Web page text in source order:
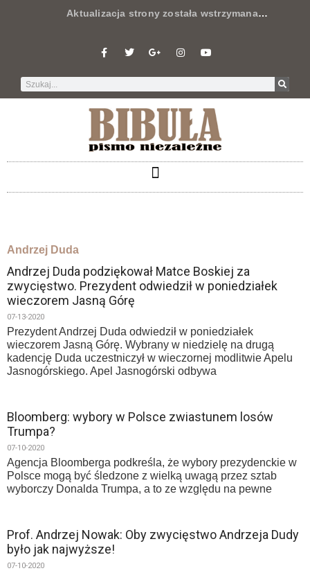
Aktualizacja strony została wstrzymana…
Andrzej Duda
Andrzej Duda podziękował Matce Boskiej za
zwycięstwo. Prezydent odwiedził w poniedziałek
wieczorem Jasną Górę
07-13-2020
Prezydent Andrzej Duda odwiedził w poniedziałek
wieczorem Jasną Górę. Wybrany w niedzielę na drugą
kadencję Duda uczestniczył w wieczornej modlitwie Apelu
Jasnogórskiego. Apel Jasnogórski odbywa
Bloomberg: wybory w Polsce zwiastunem losów
Trumpa?
07-10-2020
Agencja Bloomberga podkreśla, że wybory prezydenckie w
Polsce mogą być śledzone z wielką uwagą przez sztab
wyborczy Donalda Trumpa, a to ze względu na pewne
Prof. Andrzej Nowak: Oby zwycięstwo Andrzeja Dudy
było jak najwyższe!
07-10-2020